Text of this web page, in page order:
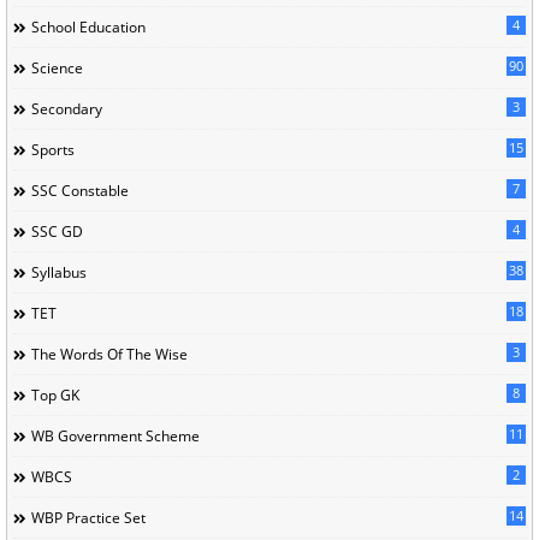
School Education 4
Science 90
Secondary 3
Sports 15
SSC Constable 7
SSC GD 4
Syllabus 38
TET 18
The Words Of The Wise 3
Top GK 8
WB Government Scheme 11
WBCS 2
WBP Practice Set 14